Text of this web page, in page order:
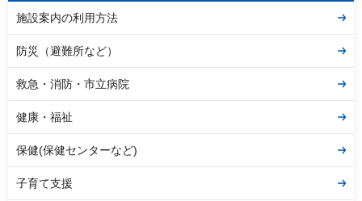
施設案内の利用方法
防災（避難所など）
救急・消防・市立病院
健康・福祉
保健(保健センターなど)
子育て支援